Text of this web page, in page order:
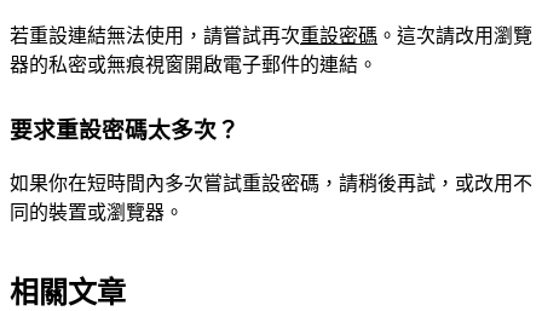
若重設連結無法使用，請嘗試再次重設密碼 。這次請改用瀏覽
器的私密或無痕視窗開啟電子郵件的連結。
要求重設密碼太多次？
如果你在短時間內多次嘗試重設密碼，請稍後再試，或改用不
同的裝置或瀏覽器。
相關文章